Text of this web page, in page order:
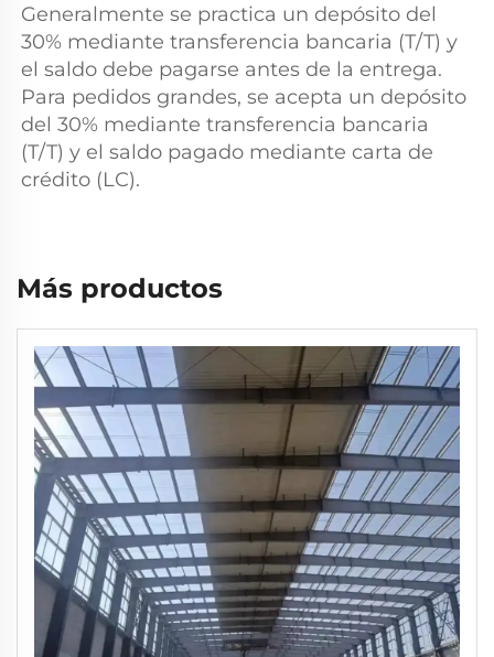
Generalmente se practica un depósito del
30% mediante transferencia bancaria (T/T) y
el saldo debe pagarse antes de la entrega.
Para pedidos grandes, se acepta un depósito
del 30% mediante transferencia bancaria
(T/T) y el saldo pagado mediante carta de
crédito (LC).
Más productos